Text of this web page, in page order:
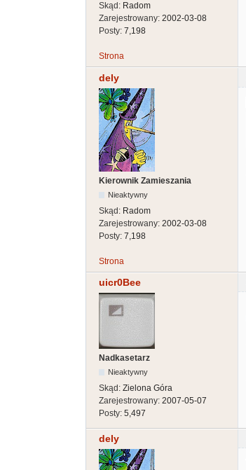
Skąd: Radom
Zarejestrowany: 2002-03-08
Posty: 7,198
Strona
dely
Kierownik Zamieszania
Nieaktywny
Skąd: Radom
Zarejestrowany: 2002-03-08
Posty: 7,198
Strona
uicr0Bee
Nadkasetarz
Nieaktywny
Skąd: Zielona Góra
Zarejestrowany: 2007-05-07
Posty: 5,497
dely